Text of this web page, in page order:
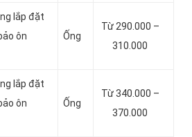
lắp đặt
ôn
Ống
Từ 290.000 –
310.000
lắp đặt
ôn
Ống
Từ 340.000 –
370.000